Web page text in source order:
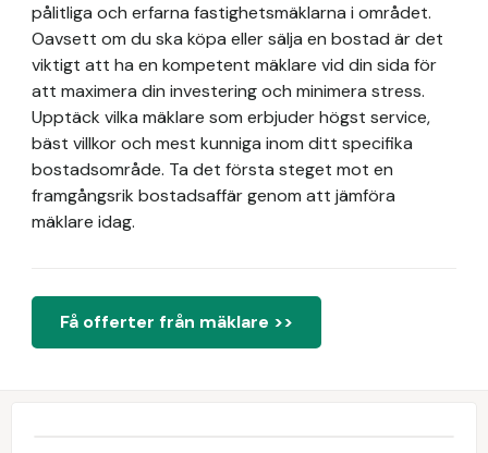
pålitliga och erfarna fastighetsmäklarna i området.
Oavsett om du ska köpa eller sälja en bostad är det
viktigt att ha en kompetent mäklare vid din sida för
att maximera din investering och minimera stress.
Upptäck vilka mäklare som erbjuder högst service,
bäst villkor och mest kunniga inom ditt specifika
bostadsområde. Ta det första steget mot en
framgångsrik bostadsaffär genom att jämföra
mäklare idag.
Få offerter från mäklare >>